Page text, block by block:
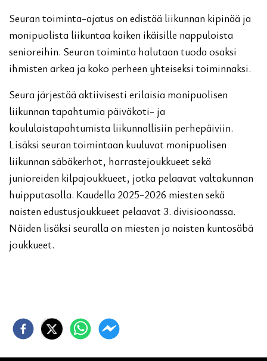
Seuran toiminta-ajatus on edistää liikunnan kipinää ja
monipuolista liikuntaa kaiken ikäisille nappuloista
senioreihin. Seuran toiminta halutaan tuoda osaksi
ihmisten arkea ja koko perheen yhteiseksi toiminnaksi.
Seura järjestää aktiivisesti erilaisia monipuolisen
liikunnan tapahtumia päiväkoti- ja
koululaistapahtumista liikunnallisiin perhepäiviin.
Lisäksi seuran toimintaan kuuluvat monipuolisen
liikunnan säbäkerhot, harrastejoukkueet sekä
junioreiden kilpajoukkueet, jotka pelaavat valtakunnan
huipputasolla. Kaudella 2025-2026 miesten sekä
naisten edustusjoukkueet pelaavat 3. divisioonassa.
Näiden lisäksi seuralla on miesten ja naisten kuntosäbä
joukkueet.